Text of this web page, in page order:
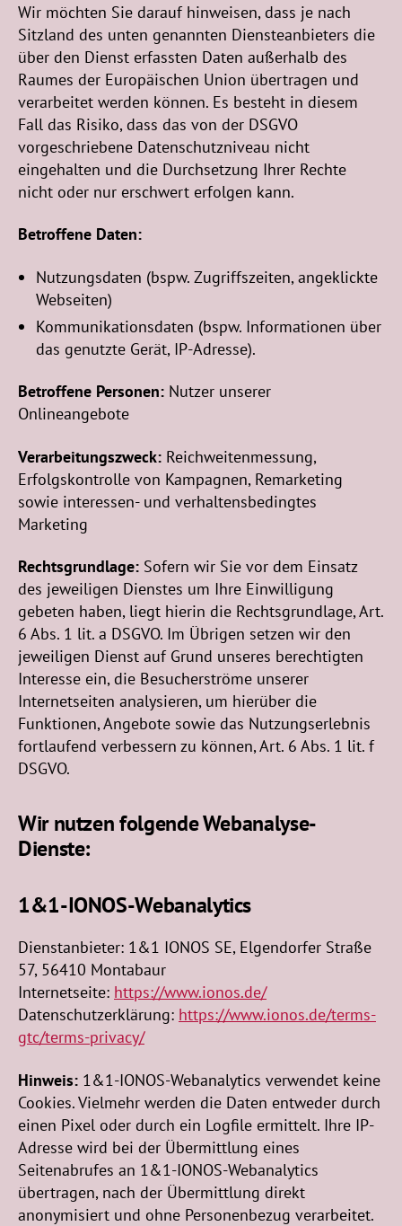
Wir möchten Sie darauf hinweisen, dass je nach
Sitzland des unten genannten Diensteanbieters die
über den Dienst erfassten Daten außerhalb des
Raumes der Europäischen Union übertragen und
verarbeitet werden können. Es besteht in diesem
Fall das Risiko, dass das von der DSGVO
vorgeschriebene Datenschutzniveau nicht
eingehalten und die Durchsetzung Ihrer Rechte
nicht oder nur erschwert erfolgen kann.
Betroffene Daten:
Nutzungsdaten (bspw. Zugriffszeiten, angeklickte
Webseiten)
Kommunikationsdaten (bspw. Informationen über
das genutzte Gerät, IP-Adresse).
Betroffene Personen: Nutzer unserer
Onlineangebote
Verarbeitungszweck: Reichweitenmessung,
Erfolgskontrolle von Kampagnen, Remarketing
sowie interessen- und verhaltensbedingtes
Marketing
Rechtsgrundlage: Sofern wir Sie vor dem Einsatz
des jeweiligen Dienstes um Ihre Einwilligung
gebeten haben, liegt hierin die Rechtsgrundlage, Art.
6 Abs. 1 lit. a DSGVO. Im Übrigen setzen wir den
jeweiligen Dienst auf Grund unseres berechtigten
Interesse ein, die Besucherströme unserer
Internetseiten analysieren, um hierüber die
Funktionen, Angebote sowie das Nutzungserlebnis
fortlaufend verbessern zu können, Art. 6 Abs. 1 lit. f
DSGVO.
Wir nutzen folgende Webanalyse-
Dienste:
1&1-IONOS-Webanalytics
Dienstanbieter: 1&1 IONOS SE, Elgendorfer Straße
57, 56410 Montabaur
Internetseite: https://www.ionos.de/
Datenschutzerklärung: https://www.ionos.de/terms-
gtc/terms-privacy/
Hinweis: 1&1-IONOS-Webanalytics verwendet keine
Cookies. Vielmehr werden die Daten entweder durch
einen Pixel oder durch ein Logfile ermittelt. Ihre IP-
Adresse wird bei der Übermittlung eines
Seitenabrufes an 1&1-IONOS-Webanalytics
übertragen, nach der Übermittlung direkt
anonymisiert und ohne Personenbezug verarbeitet.